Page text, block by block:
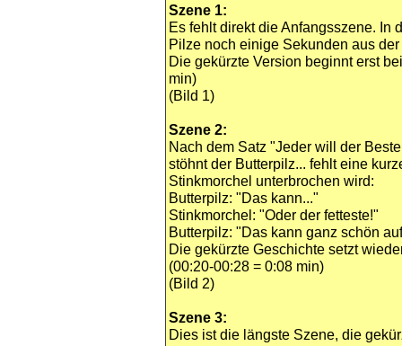
Szene 1:
Es fehlt direkt die Anfangsszene. In
Pilze noch einige Sekunden aus
Die gekürzte Version beginnt erst
min)
(Bild 1)
Szene 2:
Nach dem Satz "Jeder will der
stöhnt der Butterpilz... fehlt eine
Stinkmorchel unterbrochen wird:
Butterpilz: "Das kann..."
Stinkmorchel: "Oder der fetteste!"
Butterpilz: "Das kann ganz schön
Die gekürzte Geschichte setzt
(00:20-00:28 = 0:08 min)
(Bild 2)
Szene 3:
Dies ist die längste Szene, die